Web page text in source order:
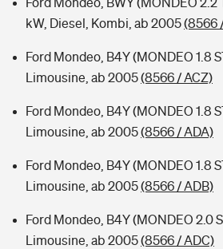
kW, Diesel, Kombi, ab 2005(8566
Ford Mondeo, B4Y (MONDEO 1.8
Limousine, ab 2005(8566 / ACZ)
Ford Mondeo, B4Y (MONDEO 1.8
Limousine, ab 2005(8566 / ADA)
Ford Mondeo, B4Y (MONDEO 1.8
Limousine, ab 2005(8566 / ADB)
Ford Mondeo, B4Y (MONDEO 2.0
Limousine, ab 2005(8566 / ADC)